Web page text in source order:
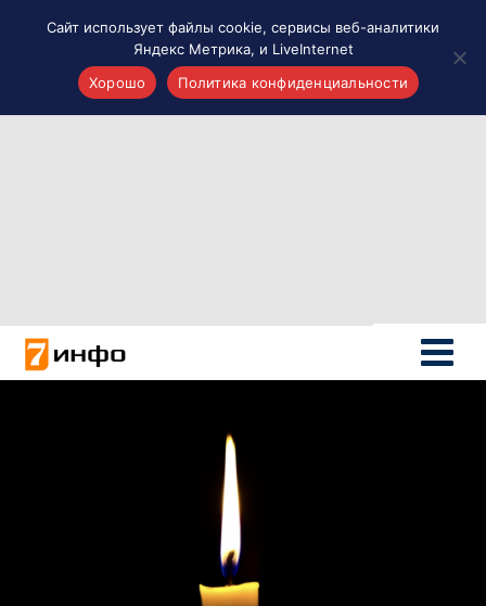
Новости России
Политика
Новости мира
ПОИСК ПО САЙТУ
Сайт использует файлы cookie, сервисы веб-аналитики
Яндекс Метрика, и LiveInternet
Хорошо
Политика конфиденциальности